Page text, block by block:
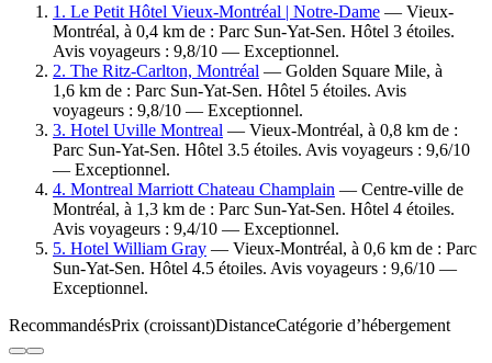
1. Le Petit Hôtel Vieux-Montréal | Notre-Dame — Vieux-
Montréal, à 0,4 km de : Parc Sun-Yat-Sen. Hôtel 3 étoiles.
Avis voyageurs : 9,8/10 — Exceptionnel.
2. The Ritz-Carlton, Montréal — Golden Square Mile, à
1,6 km de : Parc Sun-Yat-Sen. Hôtel 5 étoiles. Avis
voyageurs : 9,8/10 — Exceptionnel.
3. Hotel Uville Montreal — Vieux-Montréal, à 0,8 km de :
Parc Sun-Yat-Sen. Hôtel 3.5 étoiles. Avis voyageurs : 9,6/10
— Exceptionnel.
4. Montreal Marriott Chateau Champlain — Centre-ville de
Montréal, à 1,3 km de : Parc Sun-Yat-Sen. Hôtel 4 étoiles.
Avis voyageurs : 9,4/10 — Exceptionnel.
5. Hotel William Gray — Vieux-Montréal, à 0,6 km de : Parc
Sun-Yat-Sen. Hôtel 4.5 étoiles. Avis voyageurs : 9,6/10 —
Exceptionnel.
RecommandésPrix (croissant)DistanceCatégorie d’hébergement